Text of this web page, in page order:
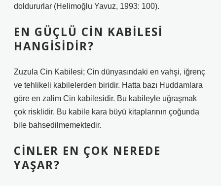
doldururlar (Helimoğlu Yavuz, 1993: 100).
EN GÜÇLÜ CIN KABILESI
HANGISIDIR?
Zuzula Cin Kabilesi; Cin dünyasındaki en vahşi, iğrenç
ve tehlikeli kabilelerden biridir. Hatta bazı Huddamlara
göre en zalim Cin kabilesidir. Bu kabileyle uğraşmak
çok risklidir. Bu kabile kara büyü kitaplarının çoğunda
bile bahsedilmemektedir.
CINLER EN ÇOK NEREDE
YAŞAR?